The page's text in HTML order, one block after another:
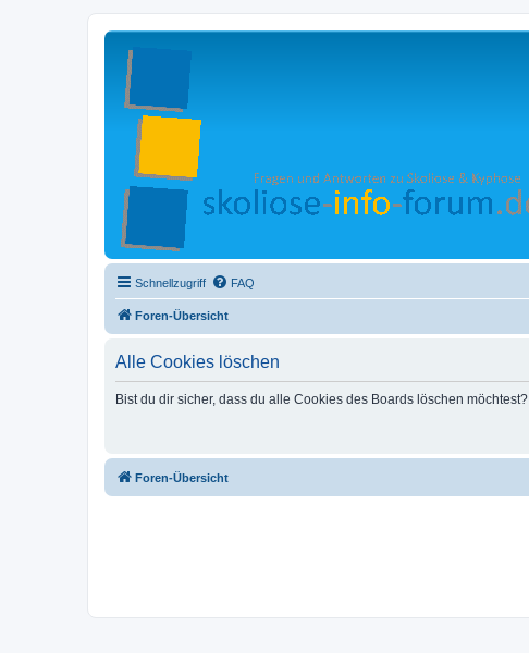
Schnellzugriff FAQ
Foren-Übersicht
Alle Cookies löschen
Bist du dir sicher, dass du alle Cookies des Boards löschen möchtest?
Foren-Übersicht